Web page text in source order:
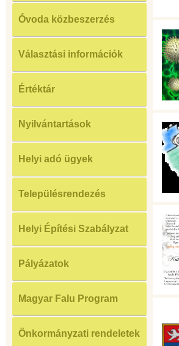
Óvoda közbeszerzés
Választási információk
Értéktár
Nyilvántartások
Helyi adó ügyek
Településrendezés
Helyi Építési Szabályzat
Pályázatok
Magyar Falu Program
Önkormányzati rendeletek